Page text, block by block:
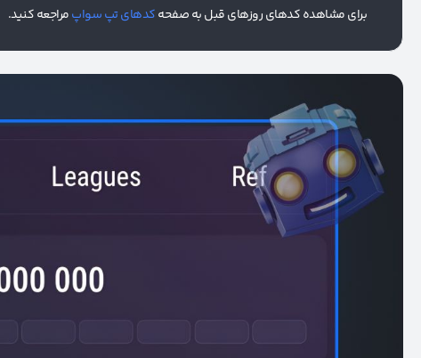
برای مشاهده کدهای روزهای قبل به صفحهکدهای تپ سواپمراجعه کنید.